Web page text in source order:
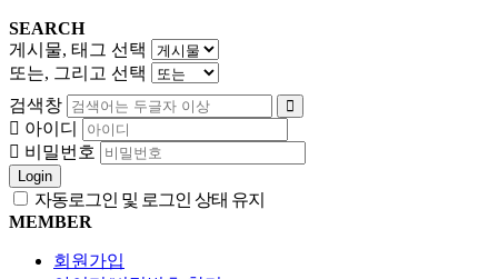
SEARCH
게시물, 태그 선택
또는, 그리고 선택
검색창
아이디
비밀번호
Login
자동로그인 및 로그인 상태 유지
MEMBER
회원가입